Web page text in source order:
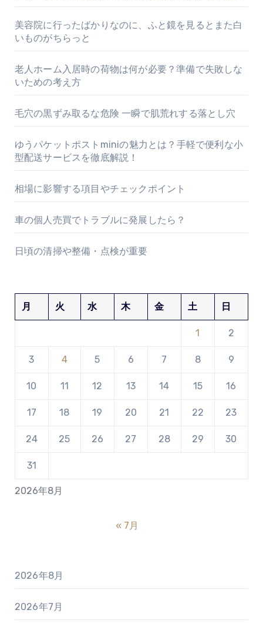
美容院に行ったばかりなのに、ふと鏡を見るとまた白
いものがちらっと
老人ホーム入居時の荷物は何が必要？準備で失敗しな
いための考え方
毛穴の黒ずみ取るな危険 一瞬で肌荒れする落とし穴
ゆうパケットポストminiの魅力とは？手軽で便利な小
型配送サービスを徹底解説！
相場に影響する項目やチェックポイント
車の個人売買でトラブルに発展したら？
日頃の清掃や整備・点検が重要
2026年8月
月 火 水 木 金 土 日
1 2
3 4 5 6 7 8 9
10 11 12 13 14 15 16
17 18 19 20 21 22 23
24 25 26 27 28 29 30
31
« 7月
2026年8月
2026年7月